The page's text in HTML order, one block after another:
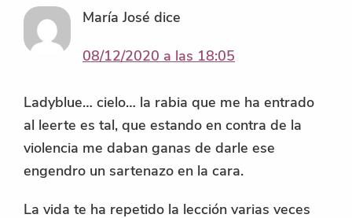
LOS
LECTORES
María José dice
08/12/2020 a las 18:05
Ladyblue… cielo… la rabia que me ha entrado
al leerte es tal, que estando en contra de la
violencia me daban ganas de darle ese
engendro un sartenazo en la cara.
La vida te ha repetido la lección varias veces